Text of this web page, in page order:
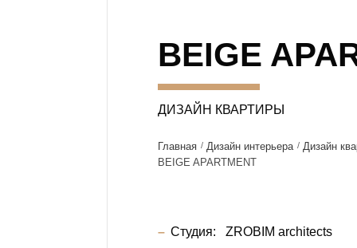
BEIGE
ДИЗАЙН КВАРТИРЫ
Главная Дизайн интерьера
Дизайн
BEIGE APARTMENT
Студия: ZROBIM architects